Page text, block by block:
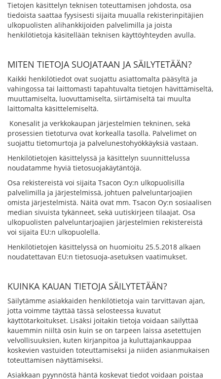
Tietojen käsittelyn teknisen toteuttamisen johdosta, osa
tiedoista saattaa fyysisesti sijaita muualla rekisterinpitäjien
ulkopuolisten alihankkijoiden palvelimilla ja joista
henkilötietoja käsitellään teknisen käyttöyhteyden avulla.
MITEN TIETOJA SUOJATAAN JA SÄILYTETÄÄN?
Kaikki henkilötiedot ovat suojattu asiattomalta pääsyltä ja
vahingossa tai laittomasti tapahtuvalta tietojen hävittämiseltä,
muuttamiselta, luovuttamiselta, siirtämiseltä tai muulta
laittomalta käsittelemiseltä.
Konesalit ja verkkokaupan järjestelmien tekninen, sekä
prosessien tietoturva ovat korkealla tasolla. Palvelimet on
suojattu tietomurtoja ja palvelunestohyökkäyksiä vastaan.
Henkilötietojen käsittelyssä ja käsittelyn suunnittelussa
noudatamme hyviä tietosuojakäytäntöjä.
Osa rekistereistä voi sijaita Tsacon Oy:n ulkopuolisilla
palvelimilla ja järjestelmissä, johtuen palveluntarjoajien
omista järjestelmistä. Näitä ovat mm. Tsacon Oy:n sosiaalisen
median sivuista tykänneet, sekä uutiskirjeen tilaajat. Osa
ulkopuolisten palveluntarjoajien järjestelmien rekistereistä
voi sijaita EU:n ulkopuolella.
Henkilötietojen käsittelyssä on huomioitu 25.5.2018 alkaen
noudatettavan EU:n tietosuoja-asetuksen vaatimukset.
KUINKA KAUAN TIETOJA SÄILYTETÄÄN?
Säilytämme asiakkaiden henkilötietoja vain tarvittavan ajan,
jotta voimme täyttää tässä selosteessa kuvatut
käyttötarkoitukset. Lisäksi joitakin tietoja voidaan säilyttää
kauemmin niiltä osin kuin se on tarpeen laissa asetettujen
velvollisuuksien, kuten kirjanpitoa ja kuluttajankauppaa
koskevien vastuiden toteuttamiseksi ja niiden asianmukaisen
toteuttamisen näyttämiseksi.
Asiakkaan pyynnöstä häntä koskevat tiedot voidaan poistaa